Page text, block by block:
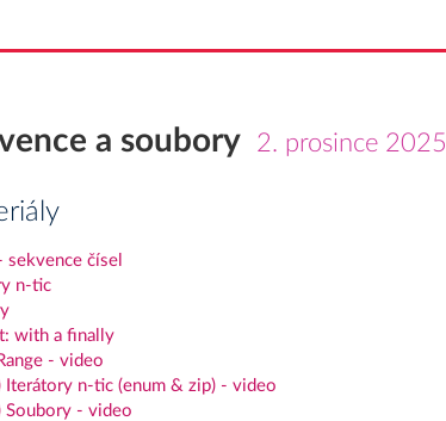
a soubory 2. prosince 2025
sekvence čísel
n-tic
with a finally
- video
Iterátory n-tic (enum & zip) - video
Soubory - video